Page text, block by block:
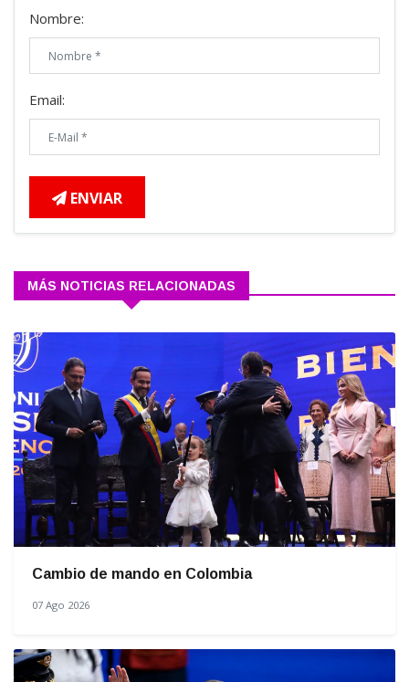
Nombre:
Email:
ENVIAR
MÁS NOTICIAS RELACIONADAS
Cambio de mando en Colombia
07 Ago 2026